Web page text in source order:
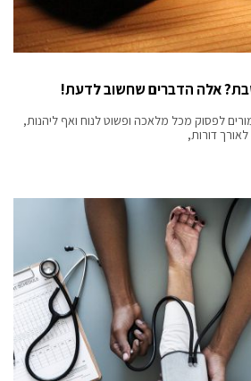
אלה הדברים שחשוב לדעת!
לפסוק מכל מלאכה ופשוט לנוח ואף ליהנות,
דורות,